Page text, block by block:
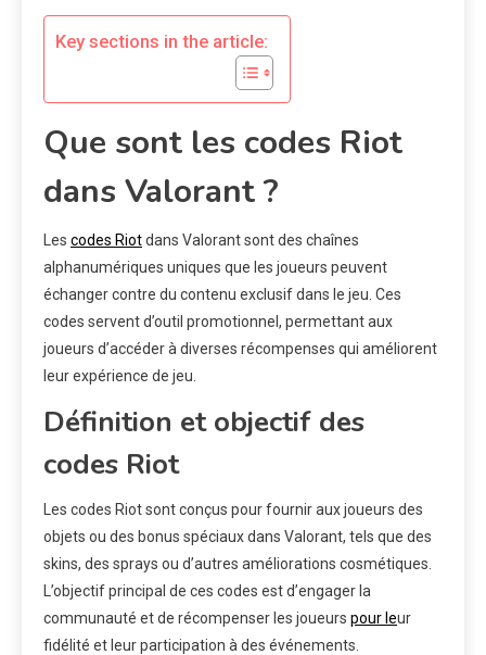
Key sections in the article:
Que sont les codes Riot
dans Valorant ?
Les codes Riotdans Valorant sont des chaînes
alphanumériques uniques que les joueurs peuvent
échanger contre du contenu exclusif dans le jeu. Ces
codes servent d’outil promotionnel, permettant aux
joueurs d’accéder à diverses récompenses qui améliorent
leur expérience de jeu.
Définition et objectif des
codes Riot
Les codes Riot sont conçus pour fournir aux joueurs des
objets ou des bonus spéciaux dans Valorant, tels que des
skins, des sprays ou d’autres améliorations cosmétiques.
L’objectif principal de ces codes est d’engager la
communauté et de récompenser les joueurs pour leur
fidélité et leur participation à des événements.